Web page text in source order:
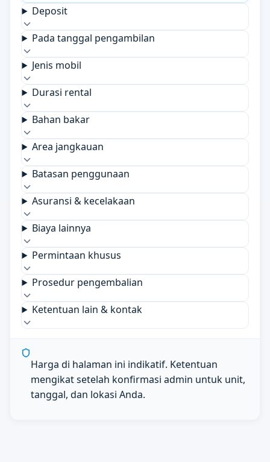
Deposit
Pada tanggal pengambilan
Jenis mobil
Durasi rental
Bahan bakar
Area jangkauan
Batasan penggunaan
Asuransi & kecelakaan
Biaya lainnya
Permintaan khusus
Prosedur pengembalian
Ketentuan lain & kontak
Harga di halaman ini indikatif. Ketentuan
mengikat setelah konfirmasi admin untuk unit,
tanggal, dan lokasi Anda.